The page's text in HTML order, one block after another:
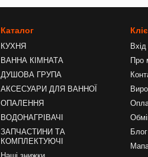
Каталог
КУХНЯ
ВАННА КІМНАТА
ДУШОВА ГРУПА
АКСЕСУАРИ ДЛЯ ВАННОЇ
ОПАЛЕННЯ
ВОДОНАГРІВАЧІ
ЗАПЧАСТИНИ ТА
КОМПЛЕКТУЮЧІ
Про
Блог